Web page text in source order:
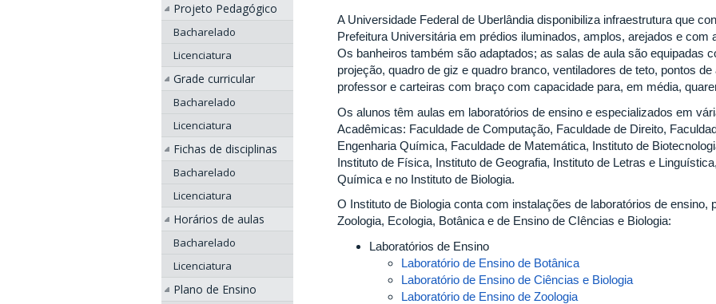
Projeto Pedagógico
Bacharelado
Licenciatura
Grade curricular
Bacharelado
Licenciatura
Fichas de disciplinas
Bacharelado
Licenciatura
Horários de aulas
Bacharelado
Licenciatura
Plano de Ensino
A Universidade Federal de Uberlândia disponibiliza infraestrutura que
Prefeitura Universitária em prédios iluminados, amplos, arejados e com
Os banheiros também são adaptados; as salas de aula são equipadas
projeção, quadro de giz e quadro branco, ventiladores de teto, pontos
professor e carteiras com braço com capacidade para, em média,
Os alunos têm aulas em laboratórios de ensino e especializados em
Acadêmicas: Faculdade de Computação, Faculdade de Direito,
Engenharia Química, Faculdade de Matemática, Instituto de
Instituto de Física, Instituto de Geografia, Instituto de Letras e
Química e no Instituto de Biologia.
O Instituto de Biologia conta com instalações de laboratórios de ensino,
Zoologia, Ecologia, Botânica e de Ensino de CIências e Biologia:
Laboratórios de Ensino
Laboratório de Ensino de Botânica
Laboratório de Ensino de Ciências e Biologia
Laboratório de Ensino de Zoologia